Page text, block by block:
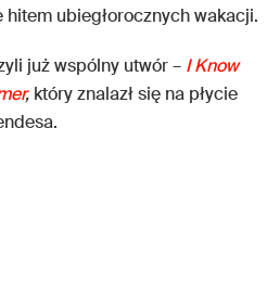
ubiegłorocznych wakacji.
już wspólny utwór – I Know
, który znalazł się na płycie